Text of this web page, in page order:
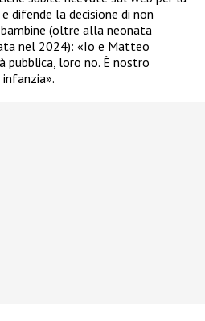
e difende la decisione di non
(oltre alla neonata
nel 2024): «Io e Matteo
pubblica, loro no. È nostro